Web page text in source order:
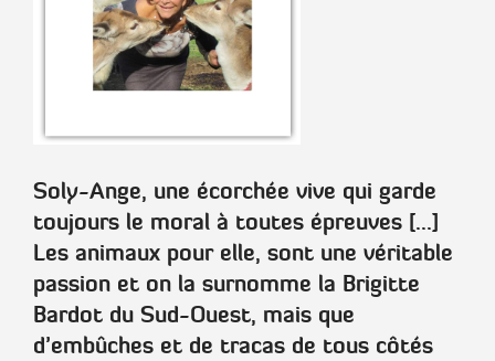
Soly-Ange, une écorchée vive qui garde
toujours le moral à toutes épreuves [...]
Les animaux pour elle, sont une véritable
passion et on la surnomme la Brigitte
Bardot du Sud-Ouest, mais que
d’embûches et de tracas de tous côtés